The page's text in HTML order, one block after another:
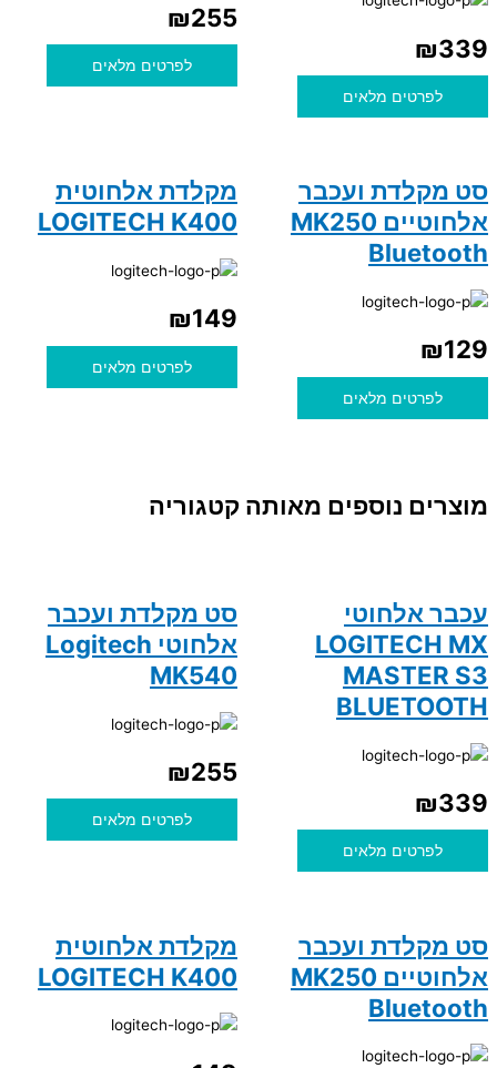
₪339
לפרטים מלאים
₪255
לפרטים מלאים
סט מקלדת ועכבר
אלחוטיים MK250
Bluetooth
₪129
לפרטים מלאים
מקלדת אלחוטית
LOGITECH K400
₪149
לפרטים מלאים
מוצרים נוספים מאותה קטגוריה
עכבר אלחוטי
LOGITECH MX
MASTER S3
BLUETOOTH
₪339
לפרטים מלאים
סט מקלדת ועכבר
אלחוטי Logitech
MK540
₪255
לפרטים מלאים
סט מקלדת ועכבר
אלחוטיים MK250
Bluetooth
מקלדת אלחוטית
LOGITECH K400